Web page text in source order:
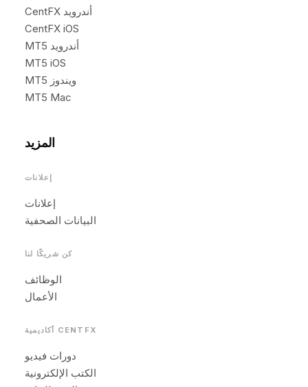
CentFX أندرويد
CentFX iOS
MT5 أندرويد
MT5 iOS
MT5 ويندوز
MT5 Mac
المزيد
إعلانات
إعلانات
البيانات الصحفية
كن شريكًا لنا
الوظائف
الأعمال
أكاديمية CENTFX
دورات فيديو
الكتب الإلكترونية